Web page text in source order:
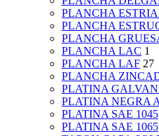
PLANCHA
PLANCHA
PLANCHA
PLANCHA LAC 1
PLANCHA LAF 27
PLANCHA
PLATINA
PLATINA NEGRA
PLATINA SAE 1045
PLATINA SAE 1065